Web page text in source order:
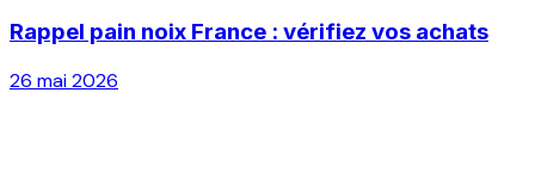
Rappel pain noix France : vérifiez vos achats
26 mai 2026